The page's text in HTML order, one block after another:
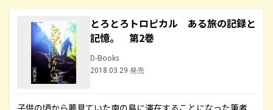
とろとろトロピカル ある旅の記録と
記憶。 第2巻
D-Books
2018.03.29 発売
子供の頃から夢見ていた南の島に滞在することになった筆者